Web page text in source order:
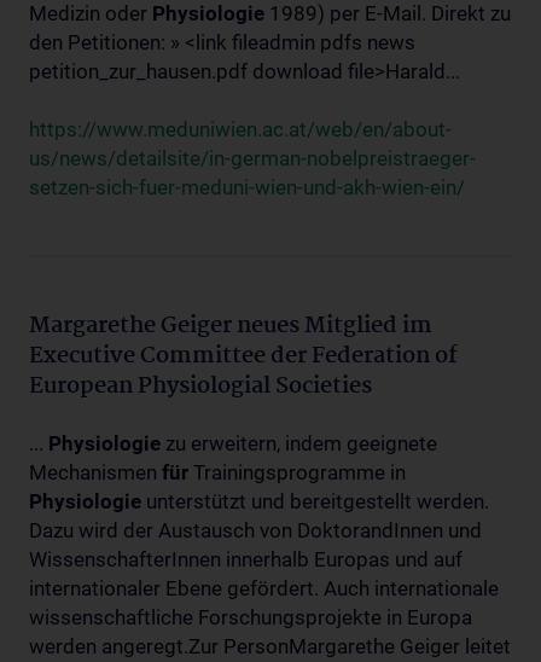
Medizin oder Physiologie 1989) per E-Mail. Direkt zu
den Petitionen: » <link fileadmin pdfs news
petition_zur_hausen.pdf download file>Harald...
https://www.meduniwien.ac.at/web/en/about-
us/news/detailsite/in-german-nobelpreistraeger-
setzen-sich-fuer-meduni-wien-und-akh-wien-ein/
Margarethe Geiger neues Mitglied im
Executive Committee der Federation of
European Physiologial Societies
... Physiologie zu erweitern, indem geeignete
Mechanismen für Trainingsprogramme in
Physiologie unterstützt und bereitgestellt werden.
Dazu wird der Austausch von DoktorandInnen und
WissenschafterInnen innerhalb Europas und auf
internationaler Ebene gefördert. Auch internationale
wissenschaftliche Forschungsprojekte in Europa
werden angeregt.Zur PersonMargarethe Geiger leitet